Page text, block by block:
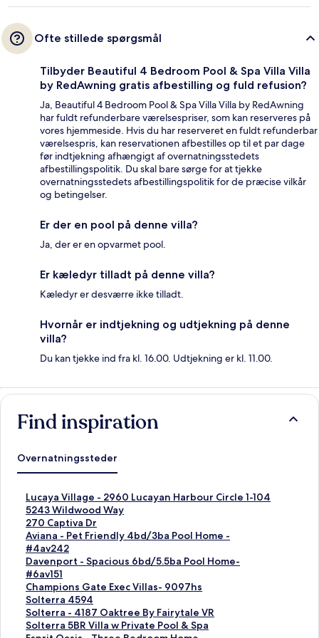
Ofte stillede spørgsmål
Tilbyder Beautiful 4 Bedroom Pool & Spa Villa Villa
by RedAwning gratis afbestilling og fuld refusion?
Ja, Beautiful 4 Bedroom Pool & Spa Villa Villa by RedAwning
har fuldt refunderbare værelsespriser, som kan reserveres på
vores hjemmeside. Hvis du har reserveret en fuldt refunderbar
værelsespris, kan reservationen afbestilles op til et par dage
før indtjekning afhængigt af overnatningsstedets
afbestillingspolitik. Du skal bare sørge for at tjekke
overnatningsstedets afbestillingspolitik for de præcise vilkår
og betingelser.
Er der en pool på denne villa?
Ja, der er en opvarmet pool.
Er kæledyr tilladt på denne villa?
Kæledyr er desværre ikke tilladt.
Hvornår er indtjekning og udtjekning på denne
villa?
Du kan tjekke ind fra kl. 16.00. Udtjekning er kl. 11.00.
Find inspiration
Overnatningssteder
Lucaya Village - 2960 Lucayan Harbour Circle 1-104
L
i
n
k
å
b
n
e
r
d
e
5243 Wildwood Way
L
i
n
k
å
b
n
e
r
d
270 Captiva Dr
L
i
n
k
å
b
n
e
r
Aviana - Pet Friendly 4bd/3ba Pool Home -
#4av242
L
i
n
k
å
b
n
e
Davenport - Spacious 6bd/5.5ba Pool Home-
#6av151
L
i
n
k
å
b
Champions Gate Exec Villas- 9097hs
L
i
n
k
Solterra 4594
L
i
n
Solterra - 4187 Oaktree By Fairytale VR
L
iSolterra 5BR Villa w Private Pool & Spa
L